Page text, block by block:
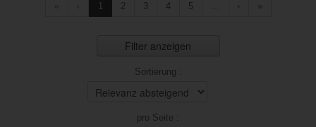
1 2 3 4 5 › »
Filter anzeigen
Sortierung :
pro Seite :